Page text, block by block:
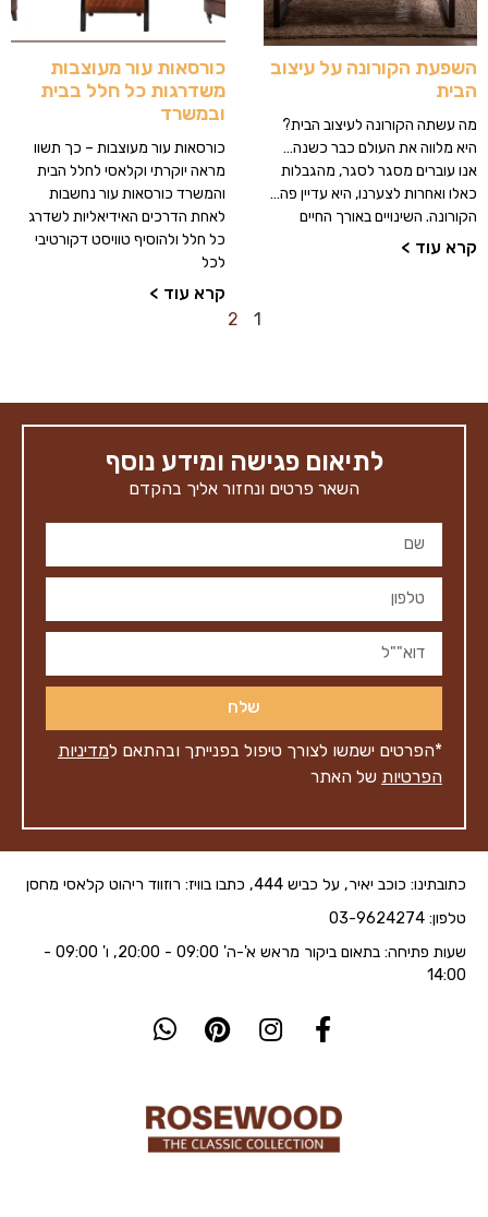
השפעת הקורונה על עיצוב
הבית
מה עשתה הקורונה לעיצוב הבית?
היא מלווה את העולם כבר כשנה…
אנו עוברים מסגר לסגר, מהגבלות
כאלו ואחרות לצערנו, היא עדיין פה…
הקורונה. השינויים באורך החיים
קרא עוד >
כורסאות עור מעוצבות
משדרגות כל חלל בבית
ובמשרד
כורסאות עור מעוצבות – כך תשוו
מראה יוקרתי וקלאסי לחלל הבית
והמשרד כורסאות עור נחשבות
לאחת הדרכים האידיאליות לשדרג
כל חלל ולהוסיף טוויסט דקורטיבי
לכל
קרא עוד >
1
2
לתיאום פגישה ומידע נוסף
השאר פרטים ונחזור אליך בהקדם
שלח
*הפרטים ישמשו לצורך טיפול בפנייתך ובהתאם למדיניות
הפרטיות של האתר
כתובתינו: כוכב יאיר, על כביש 444, כתבו בוויז: רוזווד ריהוט קלאסי מחסן
טלפון: 03-9624274
שעות פתיחה: בתאום ביקור מראש א'-ה' 09:00 - 20:00, ו' 09:00 -
14:00